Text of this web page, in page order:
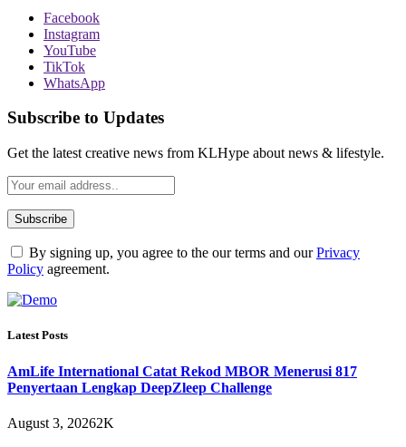
Facebook
Instagram
YouTube
TikTok
WhatsApp
Subscribe to Updates
Get the latest creative news from KLHype about news & lifestyle.
By signing up, you agree to the our terms and ourPrivacy
Policy agreement.
Latest Posts
AmLife International Catat Rekod MBOR Menerusi 817
Penyertaan Lengkap DeepZleep Challenge
August 3, 20262K